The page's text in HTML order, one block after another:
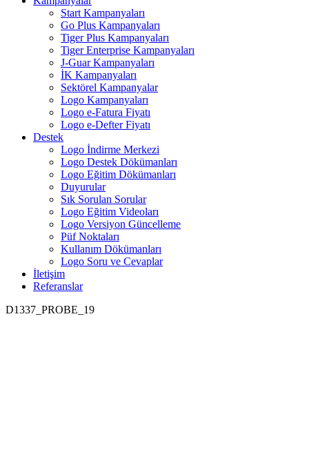
Start Kampanyaları
Go Plus Kampanyaları
Tiger Plus Kampanyaları
Tiger Enterprise Kampanyaları
J-Guar Kampanyaları
İK Kampanyaları
Sektörel Kampanyalar
Logo Kampanyaları
Logo e-Fatura Fiyatı
Logo e-Defter Fiyatı
Destek
Logo İndirme Merkezi
Logo Destek Dökümanları
Logo Eğitim Dökümanları
Duyurular
Sık Sorulan Sorular
Logo Eğitim Videoları
Logo Versiyon Güncelleme
Püf Noktaları
Kullanım Dökümanları
Logo Soru ve Cevaplar
İletişim
Referanslar